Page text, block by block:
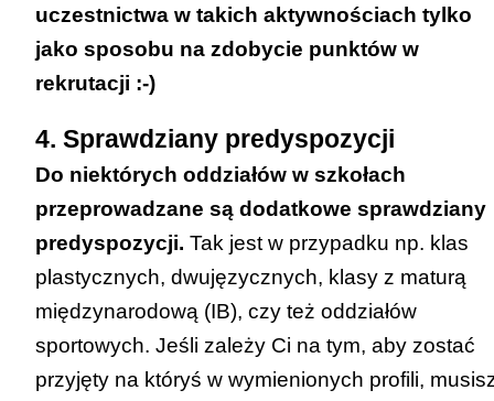
Zawody wiedzy będące konkursem o
zasięgu międzynarodowym lub
a. tytuł finalisty konkursu przedmiotowego –
10 punktów;
b. tytuł laureata konkursu
interdyscyplinarnego – 7 punktów;
c. tytuł finalisty konkursu
interdyscyplinarnego – 5 punktów.
uczestnictwa w takich aktywnościach tylko
jako sposobu na zdobycie punktów w
rekrutacji :-)
4. Sprawdziany predyspozycji
Do niektórych oddziałów w szkołach
przeprowadzane są dodatkowe sprawdziany
predyspozycji. Tak jest w przypadku np. klas
plastycznych, dwujęzycznych, klasy z maturą
międzynarodową (IB), czy też oddziałów
sportowych. Jeśli zależy Ci na tym, aby zostać
przyjęty na któryś w wymienionych profili,